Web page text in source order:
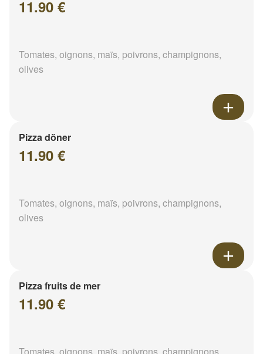
11.90 €
Tomates, oignons, maïs, poivrons, champignons,
olives
Pizza döner
11.90 €
Tomates, oignons, maïs, poivrons, champignons,
olives
Pizza fruits de mer
11.90 €
Tomates, oignons, maïs, poivrons, champignons,